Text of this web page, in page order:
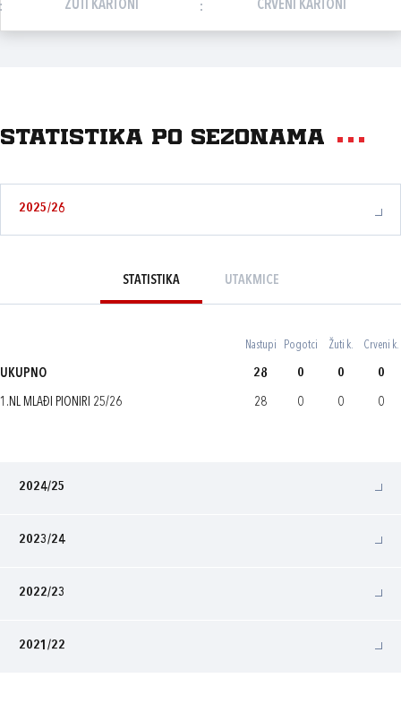
ŽUTI KARTONI CRVENI KARTONI
Statistika po sezonama
2025/26
STATISTIKA UTAKMICE
Nastupi Pogotci Žuti k. Crveni k.
UKUPNO 28 0 0 0
1.NL MLAĐI PIONIRI 25/26 28 0 0 0
2024/25
2023/24
2022/23
2021/22